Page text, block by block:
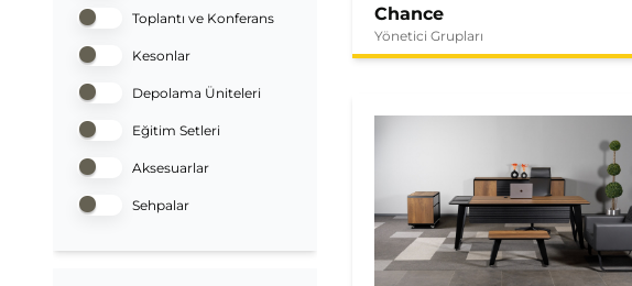
Toplantı ve Konferans
Kesonlar
Depolama Üniteleri
Eğitim Setleri
Aksesuarlar
Sehpalar
Chance
Yönetici Grupları